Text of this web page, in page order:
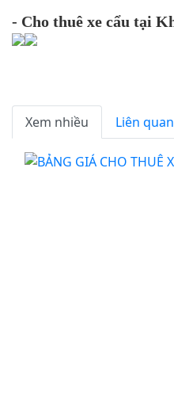
- Cho thuê xe cẩu tại
Xem nhiều Liên quan